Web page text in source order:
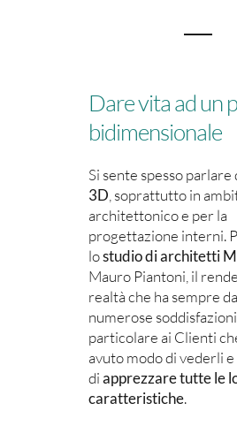
Dare vita ad un
bidimensionale
Si sente spesso parlare
3D , soprattutto in
architettonico e per la
progettazione interni.
lostudio di architetti
Mauro Piantoni, il
realtà che ha sempre
numerose
particolare ai Clienti
avuto modo di vederli e
diapprezzare tutte le
caratteristiche.